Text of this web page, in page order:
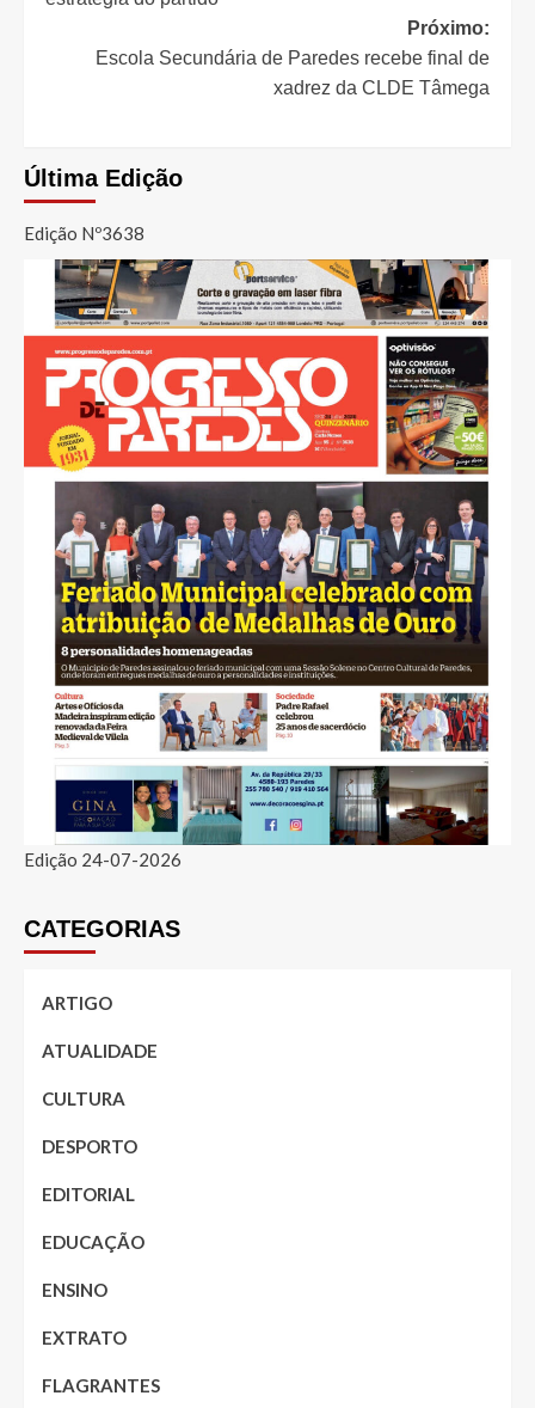
artigos
Próximo:
Escola Secundária de Paredes recebe final de
xadrez da CLDE Tâmega
Última Edição
Edição Nº3638
Edição 24-07-2026
CATEGORIAS
ARTIGO
ATUALIDADE
CULTURA
DESPORTO
EDITORIAL
EDUCAÇÃO
ENSINO
EXTRATO
FLAGRANTES